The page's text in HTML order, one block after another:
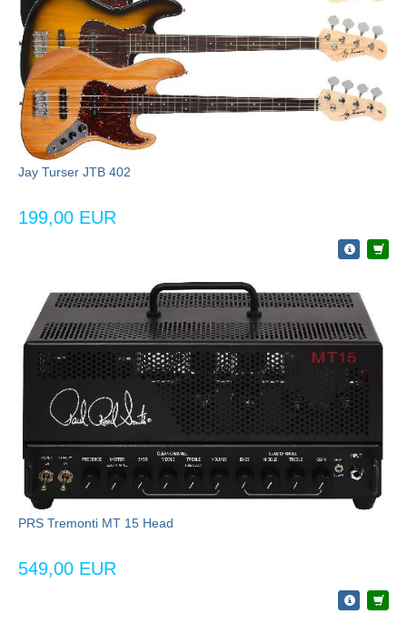
Jay Turser JTB 402
199,00 EUR
PRS Tremonti MT 15 Head
549,00 EUR